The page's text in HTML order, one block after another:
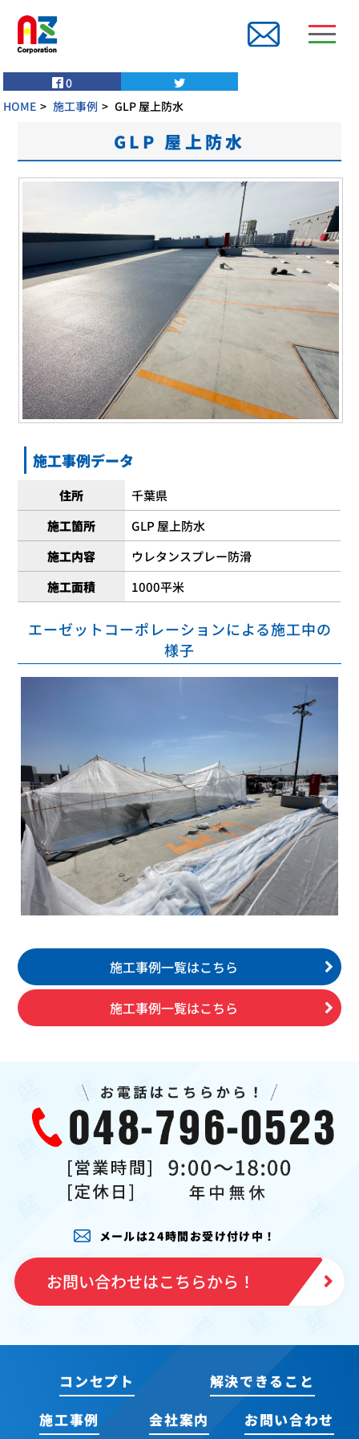
0
HOME
施工事例 GLP 屋上防水
GLP 屋上防水
施工事例データ
住所
千葉県
施工箇所
GLP 屋上防水
施工内容
ウレタンスプレー防滑
施工面積
1000平米
エーゼットコーポレーションによる施工中の
様子
施工事例一覧はこちら
施工事例一覧はこちら
メールは24時間お受け付け中！
お問い合わせはこちらから！
コンセプト
解決できること
施工事例
会社案内 お問い合わせ